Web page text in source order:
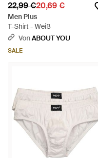
22,99 €20,69 €
Men Plus
T-Shirt - Weiß
VonABOUT YOU
SALE